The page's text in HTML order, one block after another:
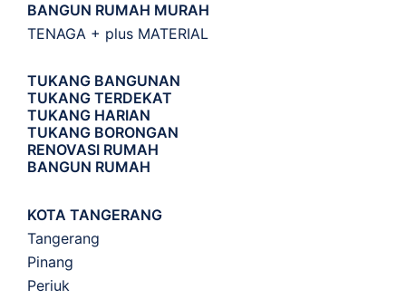
BANGUN RUMAH MURAH
TENAGA + plus MATERIAL
TUKANG BANGUNAN
TUKANG TERDEKAT
TUKANG HARIAN
TUKANG BORONGAN
RENOVASI RUMAH
BANGUN RUMAH
KOTA TANGERANG
Tangerang
Pinang
Periuk